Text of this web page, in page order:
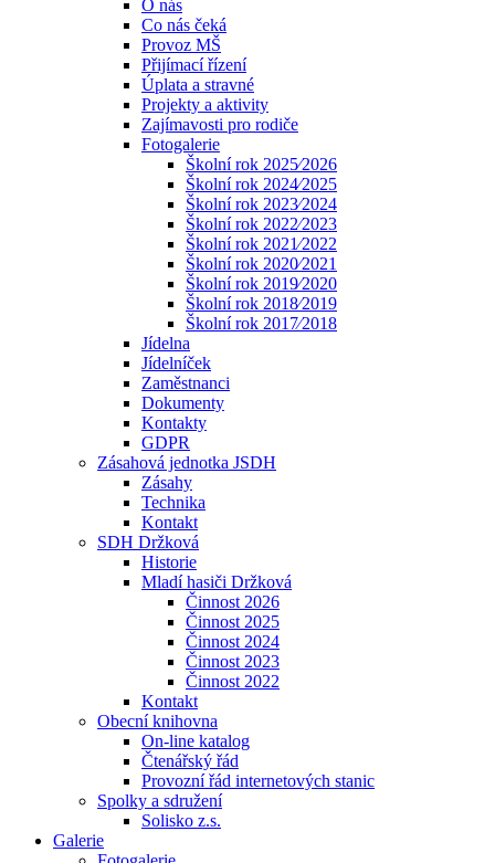
O nás
Co nás čeká
Provoz MŠ
Přijímací řízení
Úplata a stravné
Projekty a aktivity
Zajímavosti pro rodiče
Fotogalerie
Školní rok 2025⁄2026
Školní rok 2024⁄2025
Školní rok 2023⁄2024
Školní rok 2022⁄2023
Školní rok 2021⁄2022
Školní rok 2020⁄2021
Školní rok 2019⁄2020
Školní rok 2018⁄2019
Školní rok 2017⁄2018
Jídelna
Jídelníček
Zaměstnanci
Dokumenty
Kontakty
GDPR
Zásahová jednotka JSDH
Zásahy
Technika
Kontakt
SDH Držková
Historie
Mladí hasiči Držková
Činnost 2026
Činnost 2025
Činnost 2024
Činnost 2023
Činnost 2022
Kontakt
Obecní knihovna
On-line katalog
Čtenářský řád
Provozní řád internetových stanic
Spolky a sdružení
Solisko z.s.
Galerie